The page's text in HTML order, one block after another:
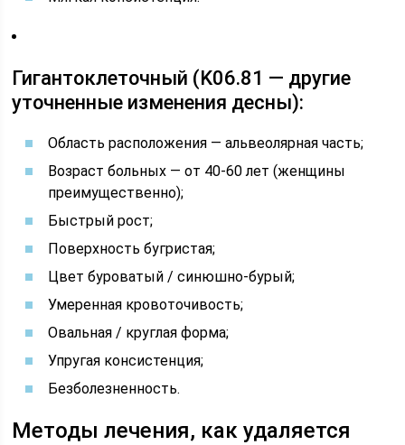
Гигантоклеточный (K06.81 — другие
уточненные изменения десны):
Область расположения — альвеолярная часть;
Возраст больных — от 40-60 лет (женщины
преимущественно);
Быстрый рост;
Поверхность бугристая;
Цвет буроватый / синюшно-бурый;
Умеренная кровоточивость;
Овальная / круглая форма;
Упругая консистенция;
Безболезненность.
Методы лечения, как удаляется